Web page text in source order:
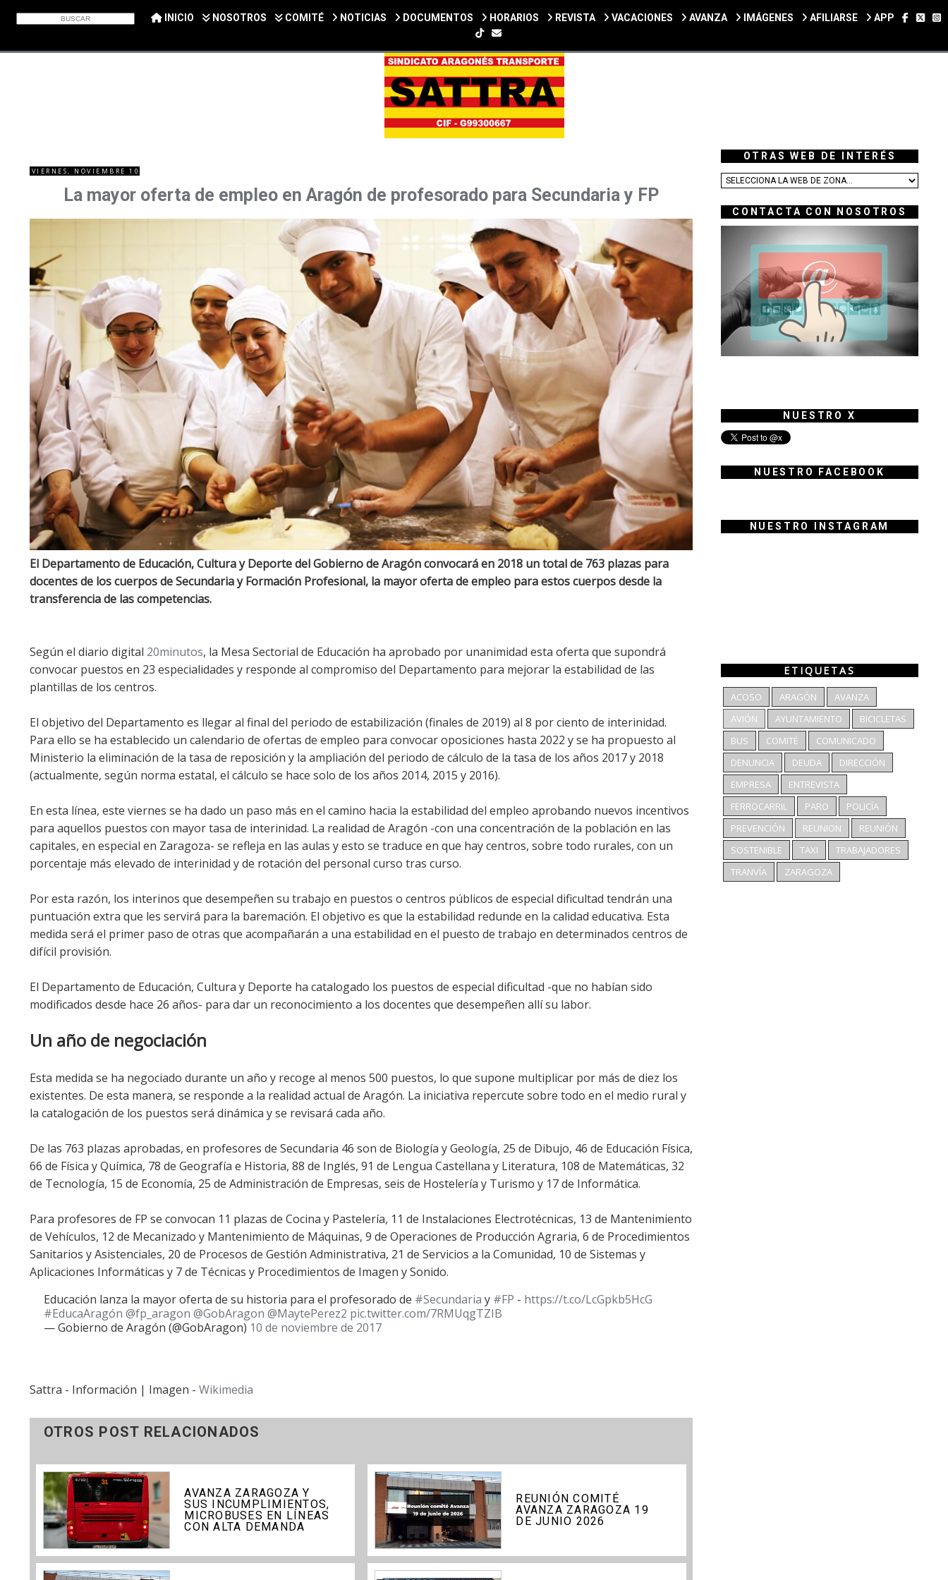
INICIO NOSOTROS COMITÉ NOTICIAS DOCUMENTOS HORARIOS REVISTA VACACIONES AVANZA IMÁGENES AFILIARSE APP
SIGUENOS EN TIKTOK
VIERNES, NOVIEMBRE 10
La mayor oferta de empleo en Aragón de profesorado para Secundaria y FP
El Departamento de Educación, Cultura y Deporte del Gobierno de Aragón convocará en 2018 un total de 763 plazas para
docentes de los cuerpos de Secundaria y Formación Profesional, la mayor oferta de empleo para estos cuerpos desde la
transferencia de las competencias.
Según el diario digital 20minutos, la Mesa Sectorial de Educación ha aprobado por unanimidad esta oferta que supondrá
convocar puestos en 23 especialidades y responde al compromiso del Departamento para mejorar la estabilidad de las
plantillas de los centros.
El objetivo del Departamento es llegar al final del periodo de estabilización (finales de 2019) al 8 por ciento de interinidad.
Para ello se ha establecido un calendario de ofertas de empleo para convocar oposiciones hasta 2022 y se ha propuesto al
Ministerio la eliminación de la tasa de reposición y la ampliación del periodo de cálculo de la tasa de los años 2017 y 2018
(actualmente, según norma estatal, el cálculo se hace solo de los años 2014, 2015 y 2016).
En esta línea, este viernes se ha dado un paso más en el camino hacia la estabilidad del empleo aprobando nuevos incentivos
para aquellos puestos con mayor tasa de interinidad. La realidad de Aragón -con una concentración de la población en las
capitales, en especial en Zaragoza- se refleja en las aulas y esto se traduce en que hay centros, sobre todo rurales, con un
porcentaje más elevado de interinidad y de rotación del personal curso tras curso.
Por esta razón, los interinos que desempeñen su trabajo en puestos o centros públicos de especial dificultad tendrán una
puntuación extra que les servirá para la baremación. El objetivo es que la estabilidad redunde en la calidad educativa. Esta
medida será el primer paso de otras que acompañarán a una estabilidad en el puesto de trabajo en determinados centros de
difícil provisión.
El Departamento de Educación, Cultura y Deporte ha catalogado los puestos de especial dificultad -que no habían sido
modificados desde hace 26 años- para dar un reconocimiento a los docentes que desempeñen allí su labor.
Un año de negociación
Esta medida se ha negociado durante un año y recoge al menos 500 puestos, lo que supone multiplicar por más de diez los
existentes. De esta manera, se responde a la realidad actual de Aragón. La iniciativa repercute sobre todo en el medio rural y
la catalogación de los puestos será dinámica y se revisará cada año.
De las 763 plazas aprobadas, en profesores de Secundaria 46 son de Biología y Geología, 25 de Dibujo, 46 de Educación Física,
66 de Física y Química, 78 de Geografía e Historia, 88 de Inglés, 91 de Lengua Castellana y Literatura, 108 de Matemáticas, 32
de Tecnología, 15 de Economía, 25 de Administración de Empresas, seis de Hostelería y Turismo y 17 de Informática.
Para profesores de FP se convocan 11 plazas de Cocina y Pastelería, 11 de Instalaciones Electrotécnicas, 13 de Mantenimiento
de Vehículos, 12 de Mecanizado y Mantenimiento de Máquinas, 9 de Operaciones de Producción Agraria, 6 de Procedimientos
Sanitarios y Asistenciales, 20 de Procesos de Gestión Administrativa, 21 de Servicios a la Comunidad, 10 de Sistemas y
Aplicaciones Informáticas y 7 de Técnicas y Procedimientos de Imagen y Sonido.
Educación lanza la mayor oferta de su historia para el profesorado de #Secundaria y #FP - https://t.co/LcGpkb5HcG
#EducaAragón @fp_aragon @GobAragon @MaytePerez2 pic.twitter.com/7RMUqgTZIB
— Gobierno de Aragón (@GobAragon) 10 de noviembre de 2017
Sattra - Información | Imagen - Wikimedia
OTROS POST RELACIONADOS
AVANZA ZARAGOZA Y
SUS INCUMPLIMIENTOS,
MICROBUSES EN LÍNEAS
CON ALTA DEMANDA
REUNIÓN COMITÉ
AVANZA ZARAGOZA 19
DE JUNIO 2026
OTRAS WEB DE INTERÉS
CONTACTA CON NOSOTROS
NUESTRO X
NUESTRO FACEBOOK
NUESTRO INSTAGRAM
ETIQUETAS
ACOSO ARAGÓN
AVANZA
AVIÓN
AYUNTAMIENTO
BICICLETAS
BUS
COMITÉ
COMUNICADO
DENUNCIA
DEUDA
DIRECCIÓN
EMPRESA
ENTREVISTA
FERROCARRIL
PARO
POLICÍA
PREVENCIÓN
REUNION
REUNIÓN
SOSTENIBLE
TAXI
TRABAJADORES
TRANVÍA
ZARAGOZA